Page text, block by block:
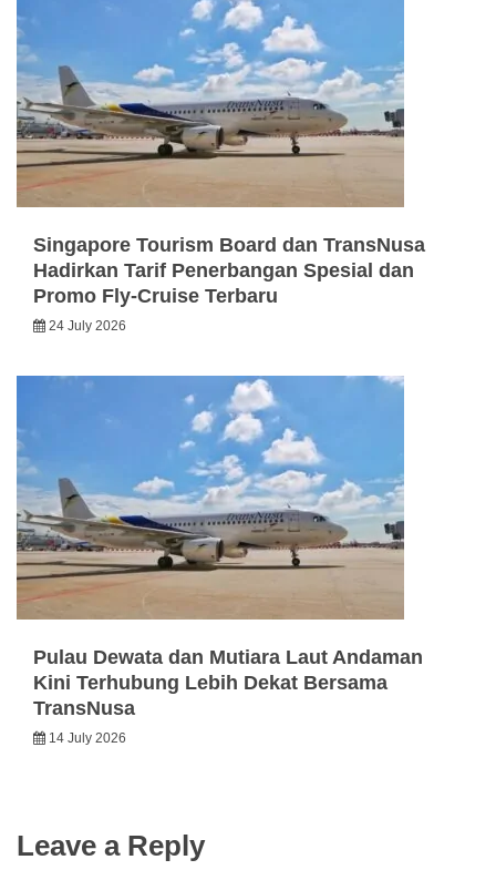
Singapore Tourism Board dan TransNusa
Hadirkan Tarif Penerbangan Spesial dan
Promo Fly-Cruise Terbaru
24 July 2026
Pulau Dewata dan Mutiara Laut Andaman
Kini Terhubung Lebih Dekat Bersama
TransNusa
14 July 2026
Leave a Reply